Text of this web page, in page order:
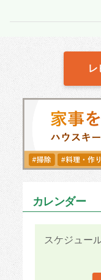
レ
カレンダー
スケジュー